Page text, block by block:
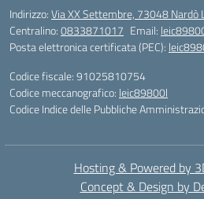
Indirizzo:Via XX Settembre, 73048 Nardò
Centralino:0833871017 Email:
Posta elettronica certificata (PEC):
Codice fiscale: 91025810754
Codice meccanografico: leic89800l
Codice Indice delle Pubbliche
Hosting & Powered by
Concept & Design by